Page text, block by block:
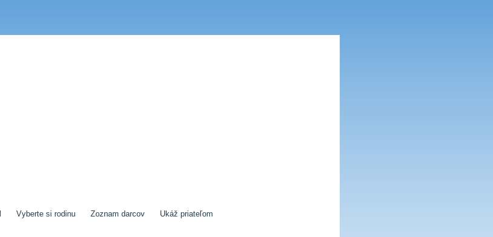
Vyberte si rodinu Zoznam darcov Ukáž priateľom